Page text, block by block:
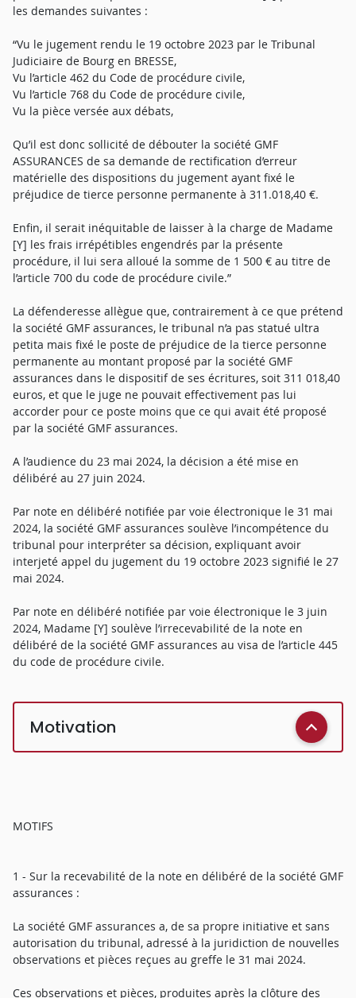
les demandes suivantes :
“Vu le jugement rendu le 19 octobre 2023 par le Tribunal
Judiciaire de Bourg en BRESSE,
Vu l’article 462 du Code de procédure civile,
Vu l’article 768 du Code de procédure civile,
Vu la pièce versée aux débats,
Qu’il est donc sollicité de débouter la société GMF
ASSURANCES de sa demande de rectification d’erreur
matérielle des dispositions du jugement ayant fixé le
préjudice de tierce personne permanente à 311.018,40 €.
Enfin, il serait inéquitable de laisser à la charge de Madame
[Y] les frais irrépétibles engendrés par la présente
procédure, il lui sera alloué la somme de 1 500 € au titre de
l’article 700 du code de procédure civile.”
La défenderesse allègue que, contrairement à ce que prétend
la société GMF assurances, le tribunal n’a pas statué ultra
petita mais fixé le poste de préjudice de la tierce personne
permanente au montant proposé par la société GMF
assurances dans le dispositif de ses écritures, soit 311 018,40
euros, et que le juge ne pouvait effectivement pas lui
accorder pour ce poste moins que ce qui avait été proposé
par la société GMF assurances.
A l’audience du 23 mai 2024, la décision a été mise en
délibéré au 27 juin 2024.
Par note en délibéré notifiée par voie électronique le 31 mai
2024, la société GMF assurances soulève l’incompétence du
tribunal pour interpréter sa décision, expliquant avoir
interjeté appel du jugement du 19 octobre 2023 signifié le 27
mai 2024.
Par note en délibéré notifiée par voie électronique le 3 juin
2024, Madame [Y] soulève l’irrecevabilité de la note en
délibéré de la société GMF assurances au visa de l’article 445
du code de procédure civile.
Motivation
MOTIFS
1 - Sur la recevabilité de la note en délibéré de la société GMF
assurances :
La société GMF assurances a, de sa propre initiative et sans
autorisation du tribunal, adressé à la juridiction de nouvelles
observations et pièces reçues au greffe le 31 mai 2024.
Ces observations et pièces, produites après la clôture des